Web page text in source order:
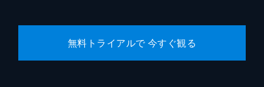
無料トライアルで 今すぐ観る